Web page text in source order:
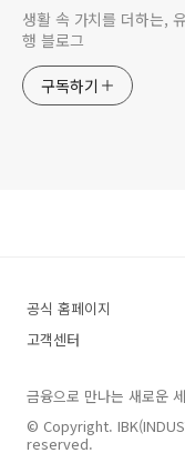
생활 속 가치를 더하는,
행 블로그
구독하기
공식 홈페이지
고객센터
금융으로 만나는 새로운
© Copyright.
reserved.